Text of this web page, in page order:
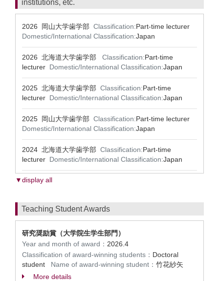
institutions, etc.
2026 岡山大学歯学部 Classification:Part-time lecturer
Domestic/International Classification:Japan
2026 北海道大学歯学部 Classification:Part-time
lecturer Domestic/International Classification:Japan
2025 北海道大学歯学部 Classification:Part-time
lecturer Domestic/International Classification:Japan
2025 岡山大学歯学部 Classification:Part-time lecturer
Domestic/International Classification:Japan
2024 北海道大学歯学部 Classification:Part-time
lecturer Domestic/International Classification:Japan
▼display all
Teaching Student Awards
研究奨励賞（大学院生学生部門）
Year and month of award： 2026.4
Classification of award-winning students： Doctoral
student Name of award-winning student： 竹花紗矢
More details